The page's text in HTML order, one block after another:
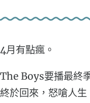
4月有點瘋。
The Boys要播最終
終於回來，怒嗆人